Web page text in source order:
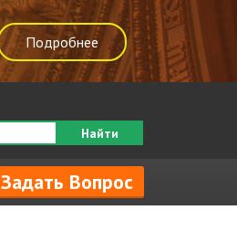
Подробнее
Найти
Задать Вопрос